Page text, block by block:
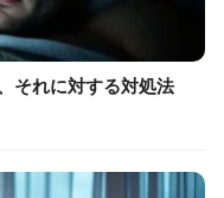
それに対する対処法